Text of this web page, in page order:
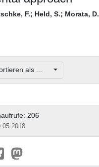
F.; Held, S.; Morata, D.
als ...
206